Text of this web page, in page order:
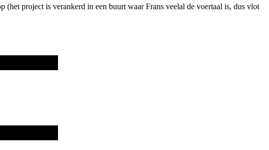
project is verankerd in een buurt waar Frans veelal de voertaal is, dus vlot